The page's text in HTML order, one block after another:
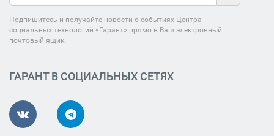
Подпишитесь и получайте новости о событиях Центра
социальных технологий «Гарант» прямо в Ваш электронный
почтовый ящик.
ГАРАНТ В СОЦИАЛЬНЫХ СЕТЯХ